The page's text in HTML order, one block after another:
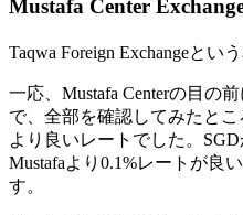
Mustafa Center
Taqwa Foreign Exchangeとい
一応、Mustafa Centerの目の
で、全部を確認してみたとこ
より良いレートでした。
Mustafaより0.1%レートが良
す。